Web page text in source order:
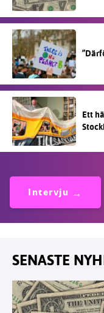
Ett
Intervju
SENASTE